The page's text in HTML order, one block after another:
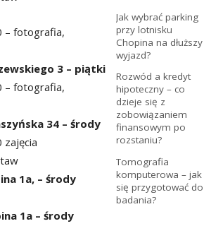
– fotografia,
3 – piątki
– fotografia,
34 – środy
zajęcia
1a, – środy
1a – środy
Jak wybrać parking
przy lotnisku
Chopina na dłuższy
wyjazd?
Rozwód a kredyt
hipoteczny – co
dzieje się z
zobowiązaniem
finansowym po
rozstaniu?
Tomografia
komputerowa – jak
się przygotować do
badania?